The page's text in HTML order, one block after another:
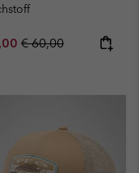
Regular price:
€ 60,00